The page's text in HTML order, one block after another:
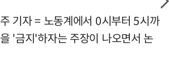
기자 = 노동계에서 0시부터 5시까
'금지'하자는 주장이 나오면서 논